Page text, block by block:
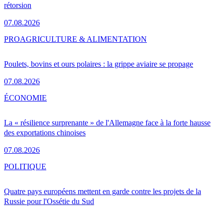
rétorsion
07.08.2026
Poulets, bovins et ours polaires : la grippe aviaire se propage
07.08.2026
PROAGRICULTURE & ALIMENTATION
La « résilience surprenante » de l'Allemagne face à la forte hausse
des exportations chinoises
07.08.2026
ÉCONOMIE
Quatre pays européens mettent en garde contre les projets de la
Russie pour l'Ossétie du Sud
POLITIQUE